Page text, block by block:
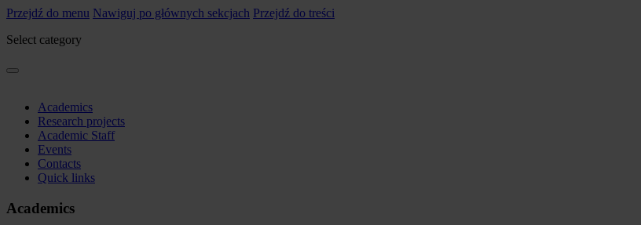
Przejdź do menu Nawiguj po głównych sekcjach Przejdź do treści
Select category
Academics
Research projects
Academic Staff
Events
Contacts
Quick links
Academics